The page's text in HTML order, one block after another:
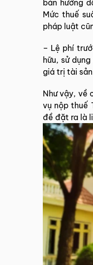
bản hướng
Mức thuế
pháp luật
– Lệ phí
hữu, sử
giá trị tài
Như vậy, về
vụ nộp thuế
đề đặt ra là